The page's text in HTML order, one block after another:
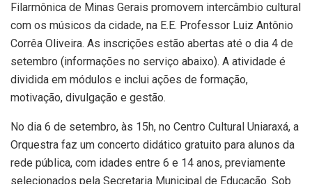
Filarmônica de Minas Gerais promovem intercâmbio cultural
com os músicos da cidade, na E.E. Professor Luiz Antônio
Corrêa Oliveira. As inscrições estão abertas até o dia 4 de
setembro (informações no serviço abaixo). A atividade é
dividida em módulos e inclui ações de formação,
motivação, divulgação e gestão.
No dia 6 de setembro, às 15h, no Centro Cultural Uniaraxá, a
Orquestra faz um concerto didático gratuito para alunos da
rede pública, com idades entre 6 e 14 anos, previamente
selecionados pela Secretaria Municipal de Educação. Sob